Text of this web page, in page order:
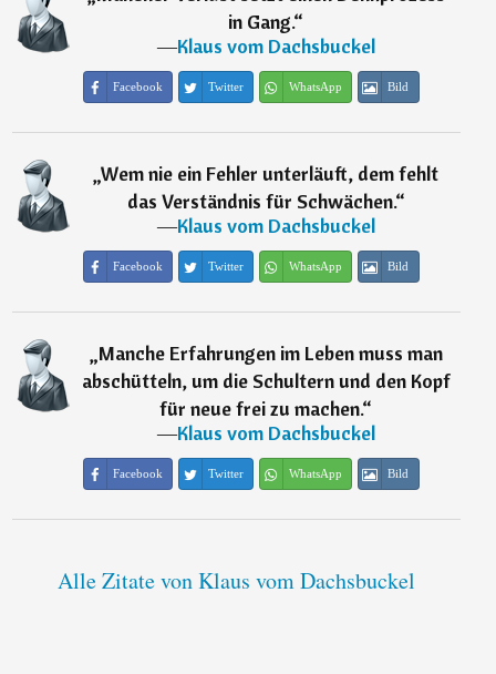
in Gang.“
―Klaus vom Dachsbuckel
Facebook Twitter WhatsApp Bild
„Wem nie ein Fehler unterläuft, dem fehlt
das Verständnis für Schwächen.“
―Klaus vom Dachsbuckel
Facebook Twitter WhatsApp Bild
„Manche Erfahrungen im Leben muss man
abschütteln, um die Schultern und den Kopf
für neue frei zu machen.“
―Klaus vom Dachsbuckel
Facebook Twitter WhatsApp Bild
Alle Zitate von Klaus vom Dachsbuckel